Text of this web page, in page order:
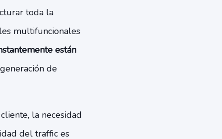
toda la
multifuncionales
están
de
la necesidad
del traffic es